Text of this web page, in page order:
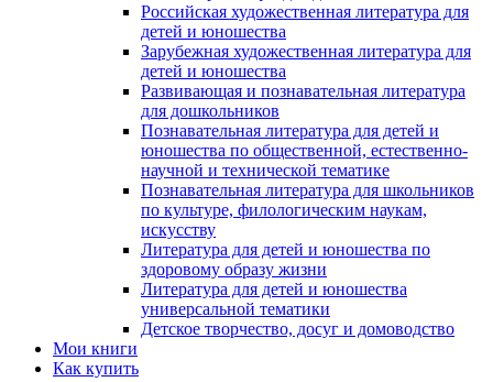
Российская художественная литература для
детей и юношества
Зарубежная художественная литература для
детей и юношества
Развивающая и познавательная литература
для дошкольников
Познавательная литература для детей и
юношества по общественной, естественно-
научной и технической тематике
Познавательная литература для школьников
по культуре, филологическим наукам,
искусству
Литература для детей и юношества по
здоровому образу жизни
Литература для детей и юношества
универсальной тематики
Детское творчество, досуг и домоводство
Мои книги
Как купить